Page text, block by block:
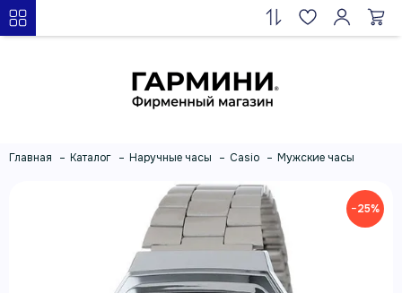
Главная Каталог Наручные часы Casio Мужские часы
−25%